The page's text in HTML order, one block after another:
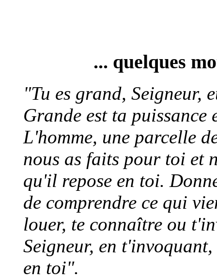
... quelques
"Tu es grand, Seigneur,
Grande est ta puissance
L'homme, une parcelle
nous as faits pour toi et
qu'il repose en toi.
de comprendre ce qui
louer, te connaître ou
Seigneur, en
en toi".